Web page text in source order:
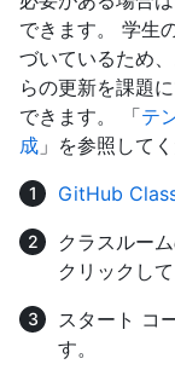
できます。 学生
づいているため
らの更新を課題
できます。 「テ
成 」を参照してく
GitHub
クラスルー
クリックして
スタート コ
す。